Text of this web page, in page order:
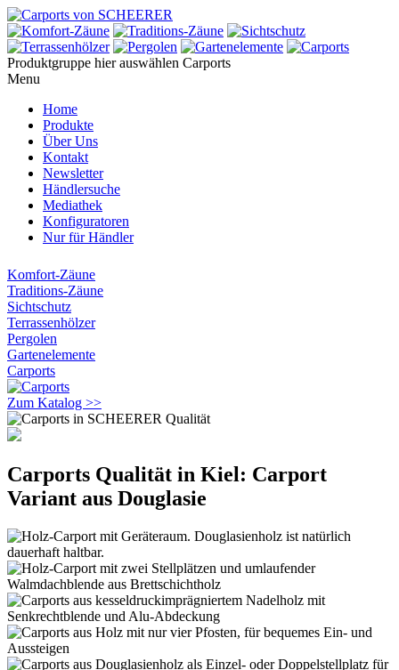
Produktgruppe hier auswählen Carports
Menu
Home
Produkte
Über Uns
Kontakt
Newsletter
Händlersuche
Mediathek
Konfiguratoren
Nur für Händler
Komfort-Zäune
Traditions-Zäune
Sichtschutz
Terrassenhölzer
Pergolen
Gartenelemente
Carports
Zum Katalog >>
Carports Qualität in Kiel: Carport
Variant aus Douglasie